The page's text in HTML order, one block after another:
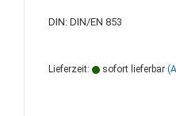
DIN: DIN/EN 853
Lieferzeit: sofort lieferbar